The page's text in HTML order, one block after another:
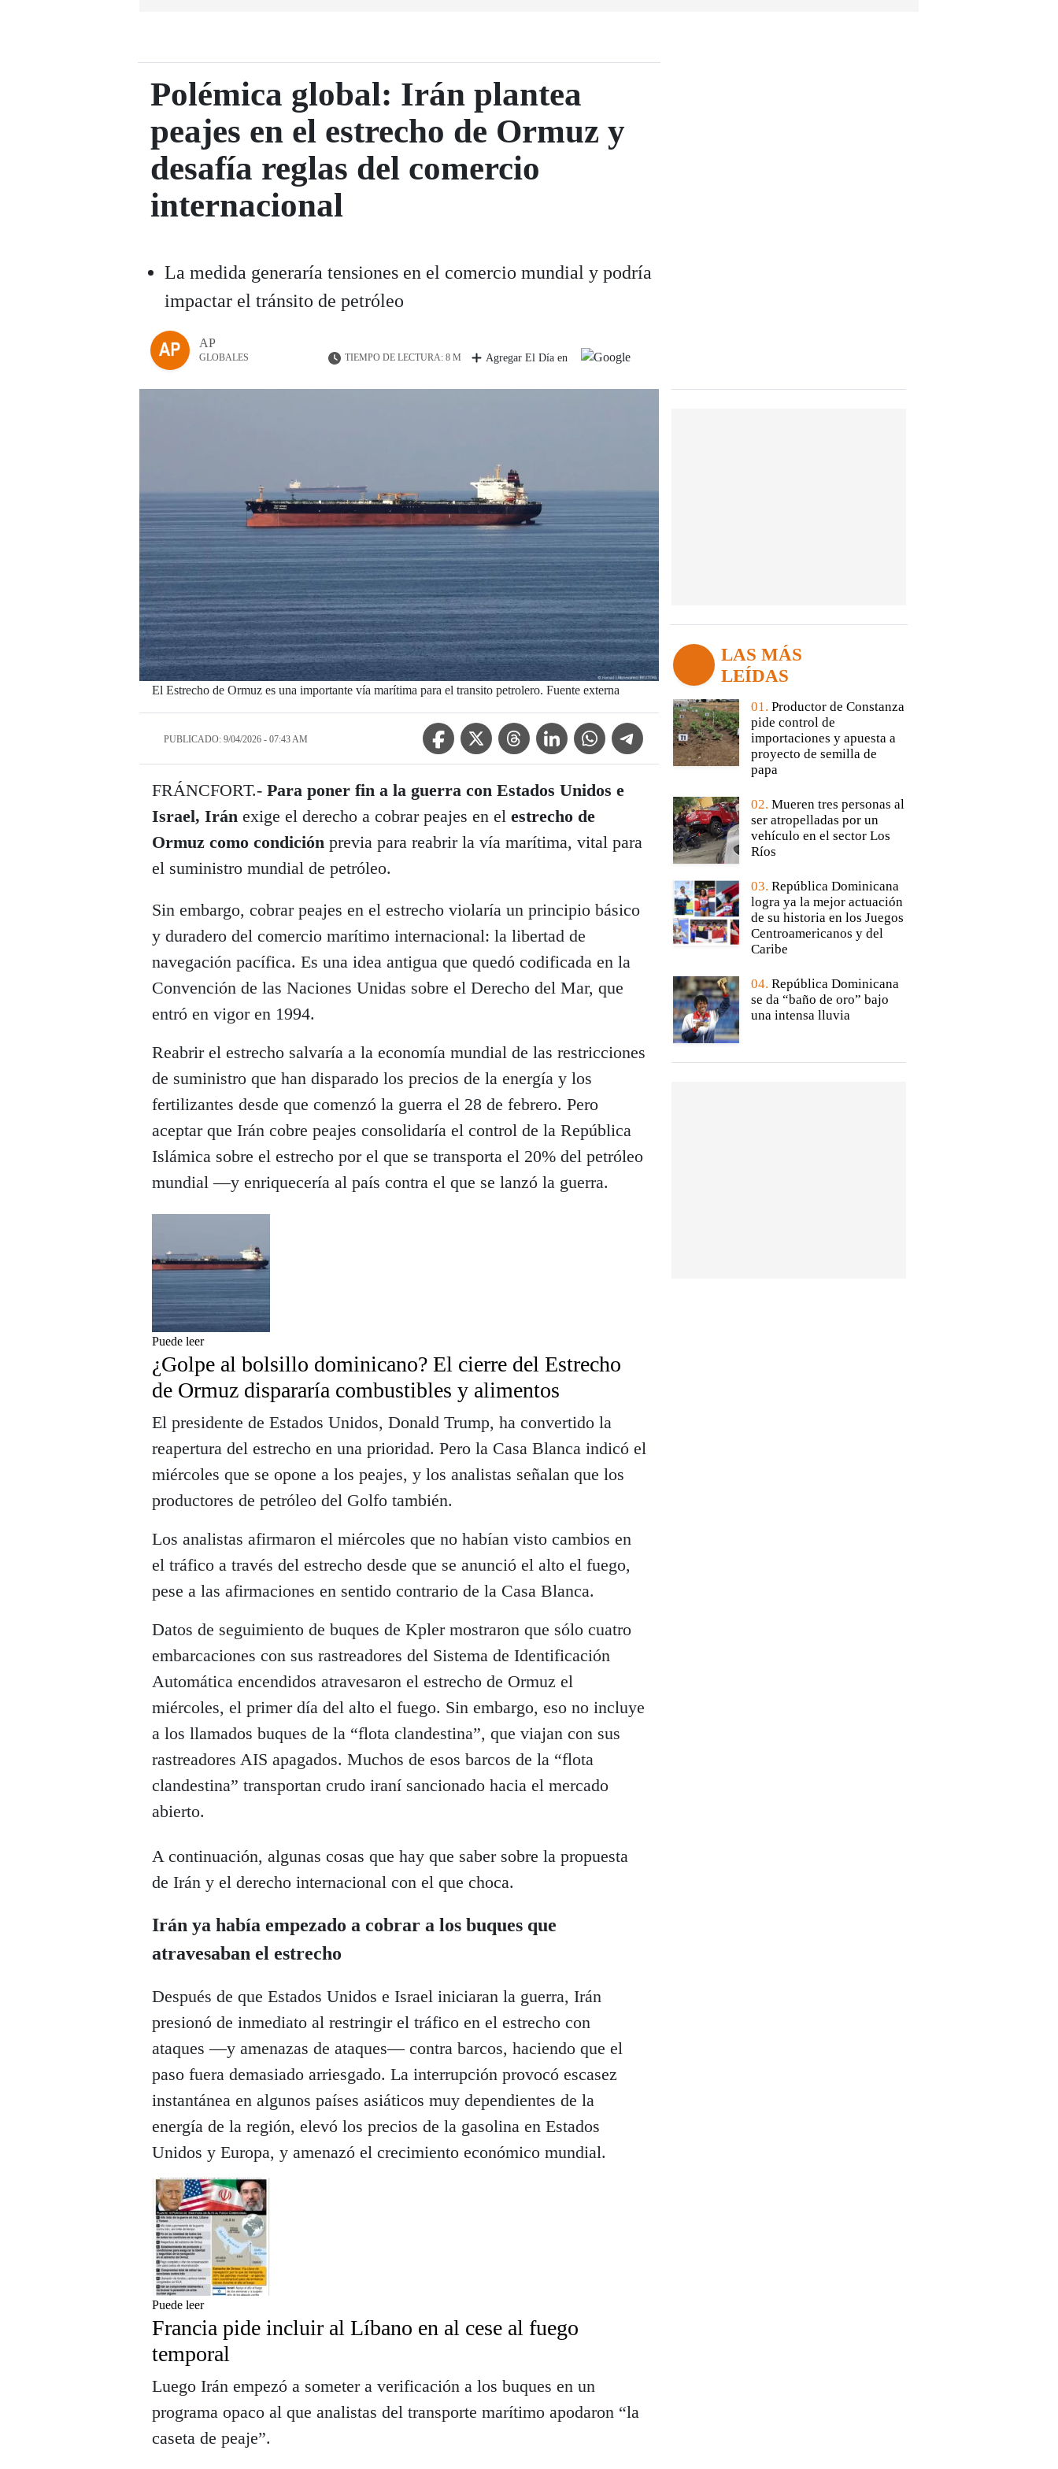
Polémica global: Irán plantea
peajes en el estrecho de Ormuz y
desafía reglas del comercio
internacional
La medida generaría tensiones en el comercio mundial y podría
impactar el tránsito de petróleo
AP
GLOBALES TIEMPO DE LECTURA: 8 M Agregar El Día en
El Estrecho de Ormuz es una importante vía marítima para el transito petrolero. Fuente externa
PUBLICADO: 9/04/2026 - 07:43 AM
Facebook IconTwitter IconThreads IconLinkedin IconWhatsApp IconTelegram Icon
FRÁNCFORT.- Para poner fin a la guerra con Estados Unidos e
Israel, Irán exige el derecho a cobrar peajes en el estrecho de
Ormuz como condición previa para reabrir la vía marítima, vital para
el suministro mundial de petróleo.
Sin embargo, cobrar peajes en el estrecho violaría un principio básico
y duradero del comercio marítimo internacional: la libertad de
navegación pacífica. Es una idea antigua que quedó codificada en la
Convención de las Naciones Unidas sobre el Derecho del Mar, que
entró en vigor en 1994.
Reabrir el estrecho salvaría a la economía mundial de las restricciones
de suministro que han disparado los precios de la energía y los
fertilizantes desde que comenzó la guerra el 28 de febrero. Pero
aceptar que Irán cobre peajes consolidaría el control de la República
Islámica sobre el estrecho por el que se transporta el 20% del petróleo
mundial —y enriquecería al país contra el que se lanzó la guerra.
Puede leer
¿Golpe al bolsillo dominicano? El cierre del Estrecho
de Ormuz dispararía combustibles y alimentos
El presidente de Estados Unidos, Donald Trump, ha convertido la
reapertura del estrecho en una prioridad. Pero la Casa Blanca indicó el
miércoles que se opone a los peajes, y los analistas señalan que los
productores de petróleo del Golfo también.
Los analistas afirmaron el miércoles que no habían visto cambios en
el tráfico a través del estrecho desde que se anunció el alto el fuego,
pese a las afirmaciones en sentido contrario de la Casa Blanca.
Datos de seguimiento de buques de Kpler mostraron que sólo cuatro
embarcaciones con sus rastreadores del Sistema de Identificación
Automática encendidos atravesaron el estrecho de Ormuz el
miércoles, el primer día del alto el fuego. Sin embargo, eso no incluye
a los llamados buques de la “flota clandestina”, que viajan con sus
rastreadores AIS apagados. Muchos de esos barcos de la “flota
clandestina” transportan crudo iraní sancionado hacia el mercado
abierto.
A continuación, algunas cosas que hay que saber sobre la propuesta
de Irán y el derecho internacional con el que choca.
Irán ya había empezado a cobrar a los buques que
atravesaban el estrecho
Después de que Estados Unidos e Israel iniciaran la guerra, Irán
presionó de inmediato al restringir el tráfico en el estrecho con
ataques —y amenazas de ataques— contra barcos, haciendo que el
paso fuera demasiado arriesgado. La interrupción provocó escasez
instantánea en algunos países asiáticos muy dependientes de la
energía de la región, elevó los precios de la gasolina en Estados
Unidos y Europa, y amenazó el crecimiento económico mundial.
Puede leer
Francia pide incluir al Líbano en al cese al fuego
temporal
Luego Irán empezó a someter a verificación a los buques en un
programa opaco al que analistas del transporte marítimo apodaron “la
caseta de peaje”.
LAS MÁS
LEÍDAS
01. Productor de Constanza
pide control de
importaciones y apuesta a
proyecto de semilla de
papa
02. Mueren tres personas al
ser atropelladas por un
vehículo en el sector Los
Ríos
03. República Dominicana
logra ya la mejor actuación
de su historia en los Juegos
Centroamericanos y del
Caribe
04. República Dominicana
se da “baño de oro” bajo
una intensa lluvia